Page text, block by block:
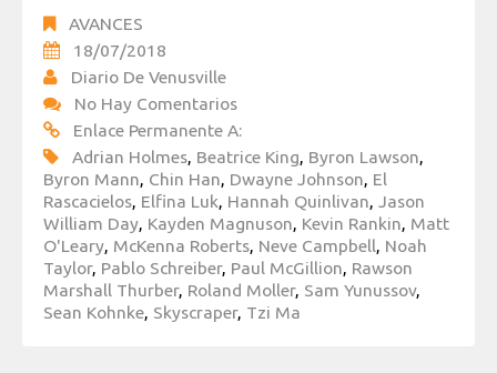
AVANCES
18/07/2018
Diario De Venusville
No Hay Comentarios
Enlace Permanente A:
Adrian Holmes Beatrice King Byron Lawson
Byron Mann Chin Han Dwayne Johnson El
Rascacielos Elfina Luk Hannah Quinlivan
Jason
William Day Kayden Magnuson Kevin Rankin Matt
O'Leary McKenna Roberts Neve Campbell Noah
Taylor, Pablo Schreiber, Paul McGillion Rawson
Marshall Thurber, Roland Moller, Sam Yunussov,
Sean Kohnke Skyscraper, Tzi Ma